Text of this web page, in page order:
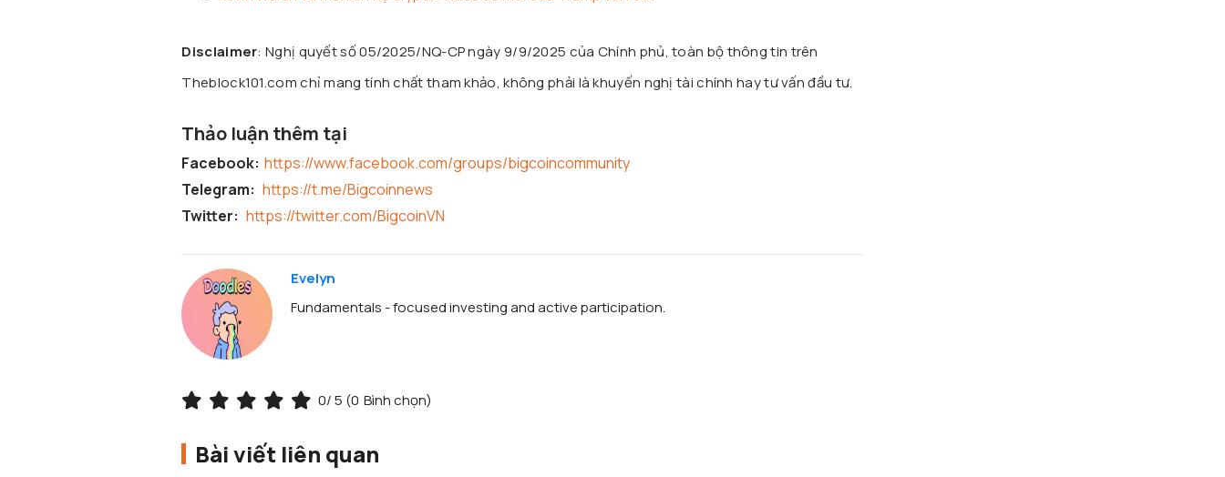
Disclaimer: Nghị quyết số 05/2025/NQ-CP ngày 9/9/2025 của Chính phủ, toàn bộ thông tin trên
Theblock101.com chỉ mang tính chất tham khảo, không phải là khuyến nghị tài chính hay tư vấn đầu tư.
Thảo luận thêm tại
Facebook: https://www.facebook.com/groups/bigcoincommunity
Telegram: https://t.me/Bigcoinnews
Twitter: https://twitter.com/BigcoinVN
Evelyn
Fundamentals - focused investing and active participation.
0/ 5 (0 Bình chọn)
Bài viết liên quan